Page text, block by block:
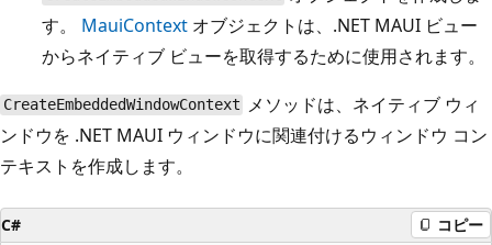
す。 MauiContext オブジェクトは、.NET MAUI ビュー
からネイティブ ビューを取得するために使用されます。
CreateEmbeddedWindowContext メソッドは、ネイティブ ウィ
ンドウを .NET MAUI ウィンドウに関連付けるウィンドウ コン
テキストを作成します。
C# コピー